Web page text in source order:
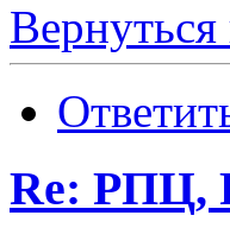
Вернуться
Re: РПЦ,